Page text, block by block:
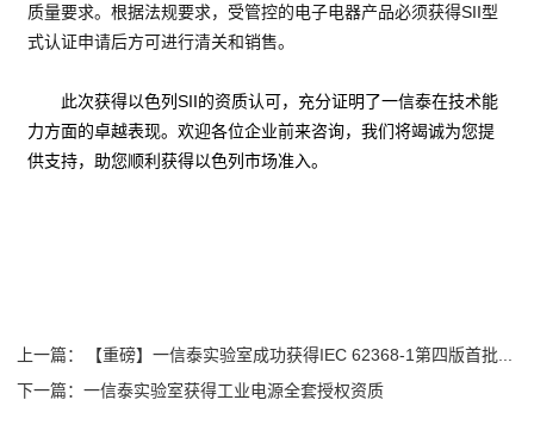
质量要求。根据法规要求，受管控的电子电器产品必须获得SII型
式认证申请后方可进行清关和销售。
此次获得以色列SII的资质认可，充分证明了一信泰在技术能
力方面的卓越表现。欢迎各位企业前来咨询，我们将竭诚为您提
供支持，助您顺利获得以色列市场准入。
上一篇：
【重磅】一信泰实验室成功获得IEC 62368-1第四版首批...
下一篇：一信泰实验室获得工业电源全套授权资质